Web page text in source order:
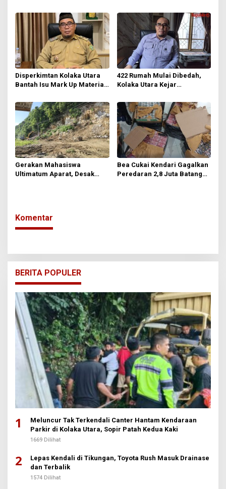
Desa
Diefisienkan
Disperkimtan Kolaka Utara
Bantah Isu Mark Up Material
Bebas Menentukan Toko
Bangunan
422 Rumah Mulai Dibedah,
Kolaka Utara Kejar
Gerakan Mahasiswa
Ultimatum Aparat, Desak
Bea Cukai Kendari Gagalkan
Peredaran 2,8 Juta Batang
Komentar
BERITA POPULER
1
Meluncur Tak Terkendali Canter Hantam Kendaraan
Parkir di Kolaka Utara, Sopir Patah Kedua Kaki
1669 Dilihat
2
Lepas Kendali di Tikungan, Toyota Rush Masuk Drainase
dan Terbalik
1574 Dilihat